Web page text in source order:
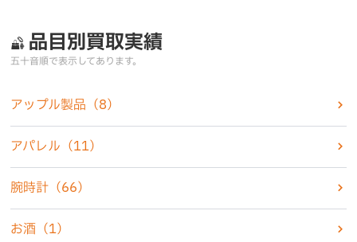
品目別買取実績
五十音順で表示してあります。
アップル製品 （8）
アパレル （11）
腕時計 （66）
お酒 （1）